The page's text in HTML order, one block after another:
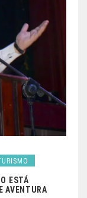
ESTÁ
AVENTURA